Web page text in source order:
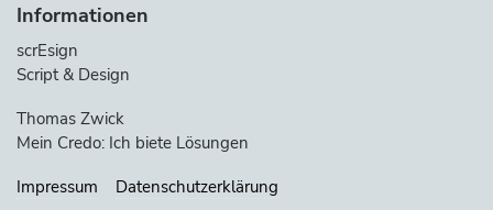
Informationen
scrEsign
Script & Design
Thomas Zwick
Mein Credo: Ich biete Lösungen
Impressum
Datenschutzerklärung